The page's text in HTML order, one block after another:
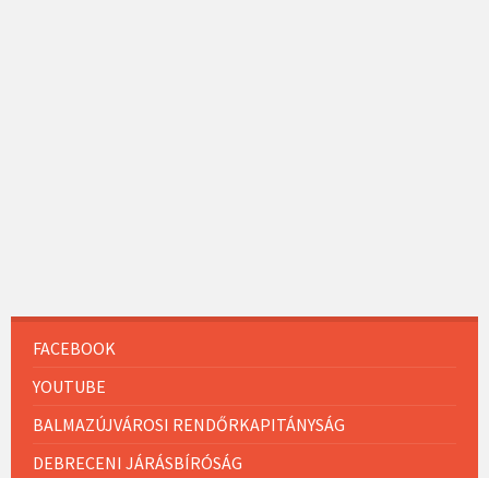
FACEBOOK
YOUTUBE
BALMAZÚJVÁROSI RENDŐRKAPITÁNYSÁG
DEBRECENI JÁRÁSBÍRÓSÁG